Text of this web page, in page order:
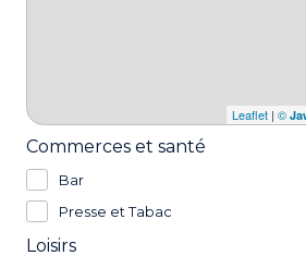
Leaflet | ©
Commerces et santé
Bar
Presse et Tabac
Loisirs